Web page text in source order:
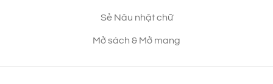
Sẻ Nâu nhặt chữ
Mở sách & Mở mang